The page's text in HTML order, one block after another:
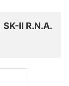
SK-II R.N.A.